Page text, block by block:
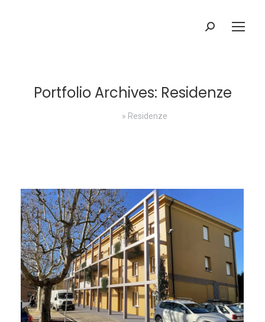
Search:
Portfolio Archives: Residenze
» Residenze